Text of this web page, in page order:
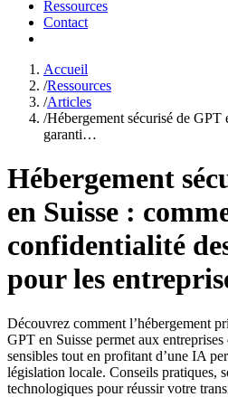
Ressources
Contact
Accueil
/Ressources
/Articles
/Hébergement sécurisé de GPT
garanti…
Hébergement
en Suisse :
confidentialité
pour les
Découvrez comment l’hébergement
GPT en Suisse permet aux
sensibles tout en profitant d’une IA
législation locale. Conseils pratiques,
technologiques pour réussir votre